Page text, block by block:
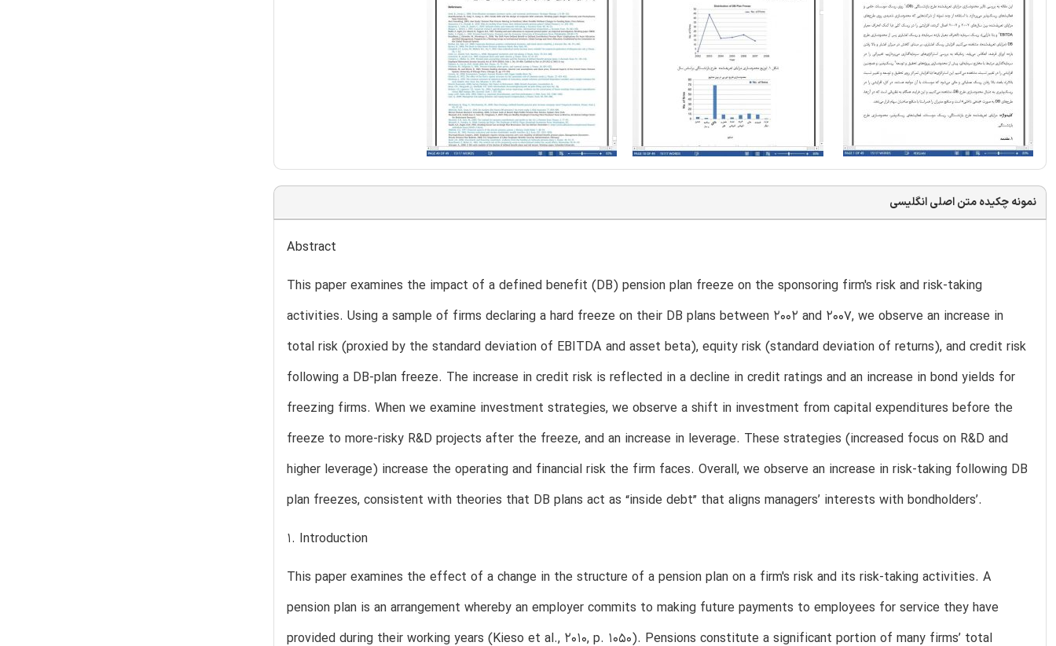
نمونه چکیده متن اصلی انگلیسی
Abstract
This paper examines the impact of a defined benefit (DB) pension plan freeze on the sponsoring firm's risk and risk-taking
activities. Using a sample of firms declaring a hard freeze on their DB plans between 2002 and 2007, we observe an increase in
total risk (proxied by the standard deviation of EBITDA and asset beta), equity risk (standard deviation of returns), and credit risk
following a DB-plan freeze. The increase in credit risk is reflected in a decline in credit ratings and an increase in bond yields for
freezing firms. When we examine investment strategies, we observe a shift in investment from capital expenditures before the
freeze to more-risky R&D projects after the freeze, and an increase in leverage. These strategies (increased focus on R&D and
higher leverage) increase the operating and financial risk the firm faces. Overall, we observe an increase in risk-taking following DB
plan freezes, consistent with theories that DB plans act as “inside debt” that aligns managers’ interests with bondholders’.
1. Introduction
This paper examines the effect of a change in the structure of a pension plan on a firm's risk and its risk-taking activities. A
pension plan is an arrangement whereby an employer commits to making future payments to employees for service they have
provided during their working years (Kieso et al., 2010, p. 1050). Pensions constitute a significant portion of many firms’ total